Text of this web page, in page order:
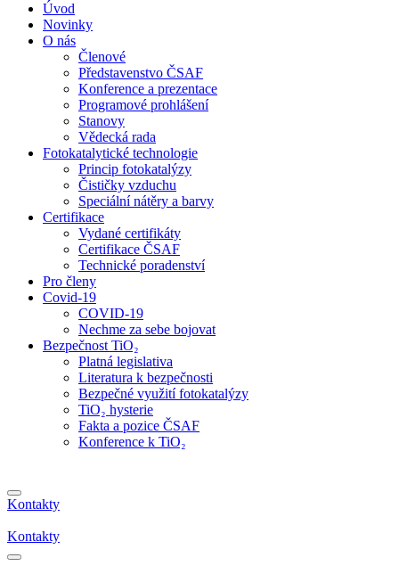
Úvod
Novinky
O nás
Členové
Představenstvo ČSAF
Konference a prezentace
Programové prohlášení
Stanovy
Vědecká rada
Fotokatalytické technologie
Princip fotokatalýzy
Čističky vzduchu
Speciální nátěry a barvy
Certifikace
Vydané certifikáty
Certifikace ČSAF
Technické poradenství
Pro členy
Covid-19
COVID-19
Nechme za sebe bojovat
Bezpečnost TiO₂
Platná legislativa
Literatura k bezpečnosti
Bezpečné využití fotokatalýzy
TiO₂ hysterie
Fakta a pozice ČSAF
Konference k TiO₂
Kontakty
Kontakty